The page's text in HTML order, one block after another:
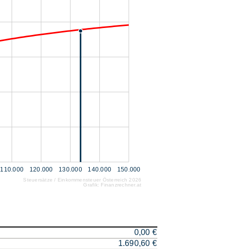
110.000 120.000 130.000 140.000 150.000
Steuersätze / Einkommensteuer Österreich 2026
Grafik: Finanzrechner.at
0,00 €
1.690,60 €